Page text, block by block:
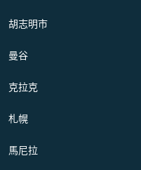
胡志明市
曼谷
克拉克
札幌
馬尼拉